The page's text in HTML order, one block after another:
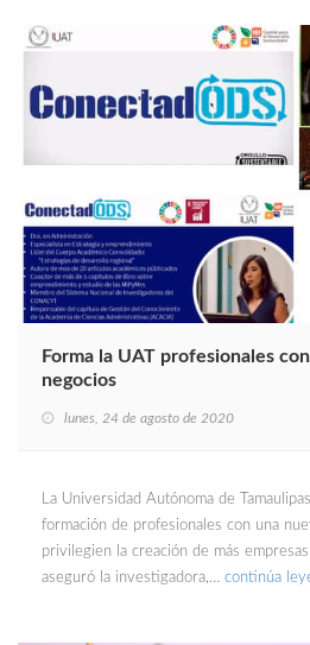
Forma la UAT profesionales
negocios
lunes, 24 de agosto de 2020
La Universidad Autónoma de
formación de profesionales con una
privilegien la creación de más
aseguró la investigadora,… continúa